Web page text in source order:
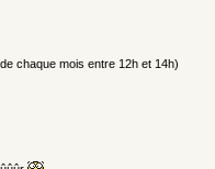
chaque mois entre 12h et 14h)